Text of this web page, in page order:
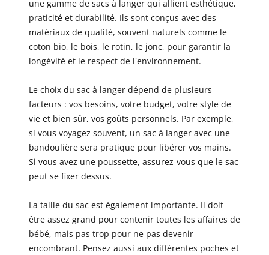
une gamme de sacs à langer qui allient esthétique,
praticité et durabilité. Ils sont conçus avec des
matériaux de qualité, souvent naturels comme le
coton bio, le bois, le rotin, le jonc, pour garantir la
longévité et le respect de l'environnement.
Le choix du sac à langer dépend de plusieurs
facteurs : vos besoins, votre budget, votre style de
vie et bien sûr, vos goûts personnels. Par exemple,
si vous voyagez souvent, un sac à langer avec une
bandoulière sera pratique pour libérer vos mains.
Si vous avez une poussette, assurez-vous que le sac
peut se fixer dessus.
La taille du sac est également importante. Il doit
être assez grand pour contenir toutes les affaires de
bébé, mais pas trop pour ne pas devenir
encombrant. Pensez aussi aux différentes poches et